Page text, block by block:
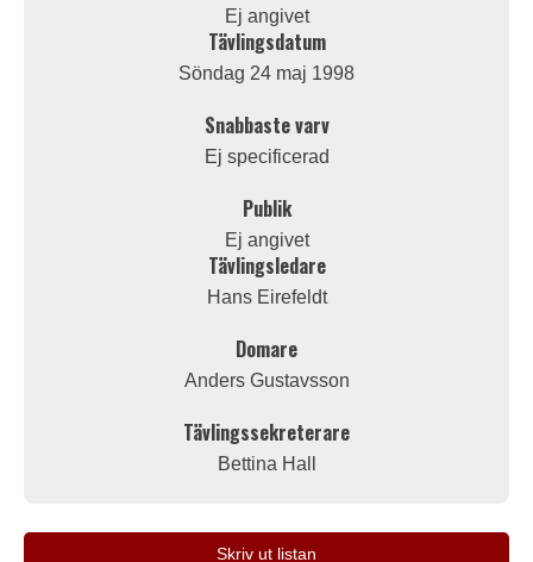
Ej angivet
Tävlingsdatum
Söndag 24 maj 1998
Snabbaste varv
Ej specificerad
Publik
Ej angivet
Tävlingsledare
Hans Eirefeldt
Domare
Anders Gustavsson
Tävlingssekreterare
Bettina Hall
Skriv ut listan